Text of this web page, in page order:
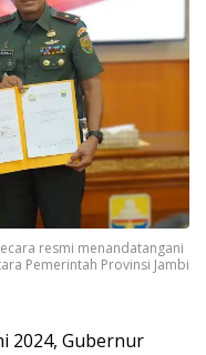
resmi menandatangani
Pemerintah Provinsi Jambi
2024, Gubernur